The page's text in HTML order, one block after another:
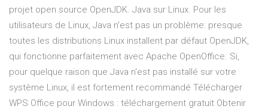
projet open source OpenJDK. Java sur Linux. Pour les
utilisateurs de Linux, Java n'est pas un problème: presque
toutes les distributions Linux installent par défaut OpenJDK,
qui fonctionne parfaitement avec Apache OpenOffice. Si,
pour quelque raison que Java n'est pas installé sur votre
système Linux, il est fortement recommandé Télécharger
WPS Office pour Windows : téléchargement gratuit Obtenir